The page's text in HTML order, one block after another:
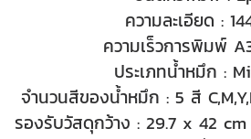
ความละเอียด :
ความเร็วการพิมพ์
ประเภทน้ำหมึก :
จำนวนสีของน้ำหมึก : 5 สี
รองรับวัสดุกว้าง : 29.7 x 42